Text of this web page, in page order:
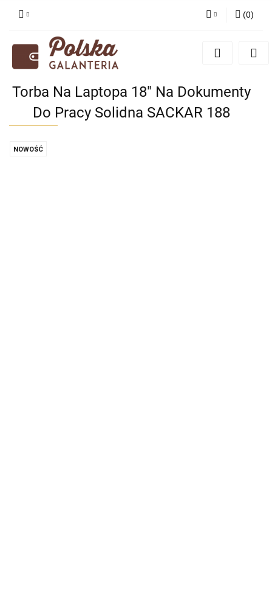
Zaloguj się
(0)
Torba Na Laptopa 18" Na Dokumenty
Do Pracy Solidna SACKAR 188
NOWOŚĆ